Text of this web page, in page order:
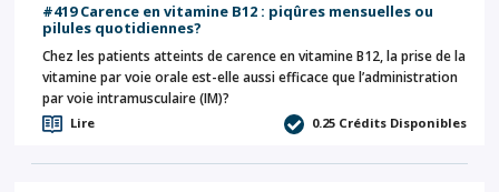
#419 Carence en vitamine B12 : piqûres mensuelles ou
pilules quotidiennes?
Chez les patients atteints de carence en vitamine B12, la prise de la
vitamine par voie orale est-elle aussi efficace que l’administration
par voie intramusculaire (IM)?
Lire 0.25 Crédits Disponibles